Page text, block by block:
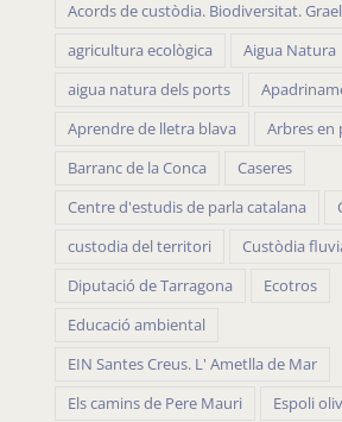
Acords de custòdia. Biodiversitat.
agricultura ecològica
Aigua Natura
aigua natura dels ports
Aprendre de lletra blava
Arbres en
Barranc de la Conca
Caseres
Centre d'estudis de parla catalana
custodia del territori
Custòdia
Diputació de Tarragona
Ecotros
Educació ambiental
EIN Santes Creus. L' Ametlla de Mar
Els camins de Pere Mauri
Espoli